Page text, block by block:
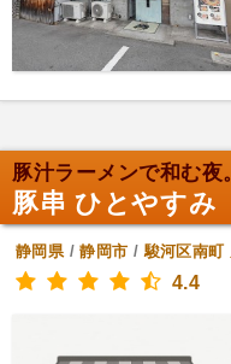
豚汁ラーメンで和む夜
豚串 ひとやすみ
静岡県/静岡市 /駿河区南町
4.4